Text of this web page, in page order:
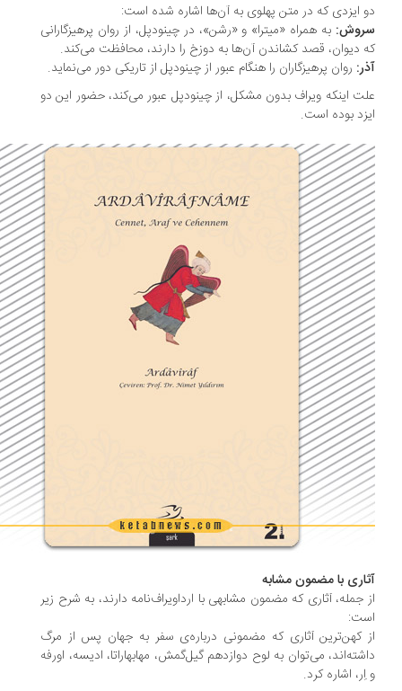
ایزدی که در متن پهلوی به آن‌ها اشاره شده است:
به همراه «میترا» و «رشن»، در چینودپل، از روان‌ پرهیزگارانی
دیوان، قصد کشاندن آن‌ها به دوزخ را دارند، محافظت می‌کند.
روان پرهیزگاران را هنگام عبور از چینودپل از تاریکی دور ‌می‌نماید.
اینکه ویراف بدون مشکل، از چینودپل عبور می‌کند، حضور این دو
بوده است.
با مضمون مشابه
جمله، آثاری که مضمون مشابهی با ارداویراف‌نامه دارند، به شرح زیر
کهن‌ترین آثاری که مضمونی درباره‌ی سفر به جهان پس از مرگ
می‌توان به لوح دوازدهم گیل‌گمش، مهابهاراتا، ادیسه‌، اورفه
اشاره کرد.